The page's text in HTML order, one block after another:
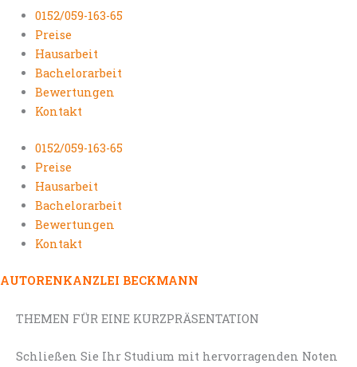
0152/059-163-65
Preise
Hausarbeit
Bachelorarbeit
Bewertungen
Kontakt
0152/059-163-65
Preise
Hausarbeit
Bachelorarbeit
Bewertungen
Kontakt
AUTORENKANZLEI BECKMANN
THEMEN FÜR EINE KURZPRÄSENTATION
Schließen Sie Ihr Studium mit hervorragenden Noten